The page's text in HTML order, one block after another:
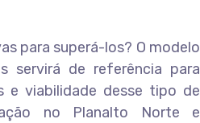
para superá-los? O modelo
servirá de referência para
e viabilidade desse tipo de
no Planalto Norte e